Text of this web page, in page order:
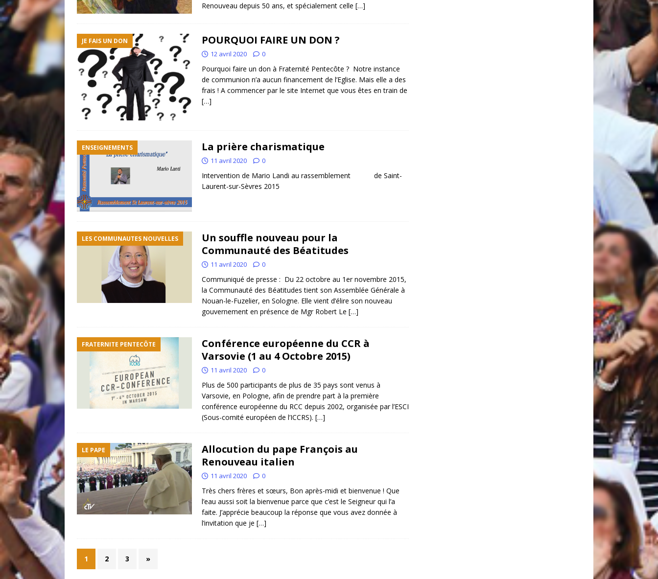
Renouveau depuis 50 ans, et spécialement celle […]
JE FAIS UN DON POURQUOI FAIRE UN DON ?
12 avril 2020 0
Pourquoi faire un don à Fraternité Pentecôte ? Notre instance
de communion n’a aucun financement de l’Eglise. Mais elle a des
frais ! A commencer par le site Internet que vous êtes en train de
[…]
ENSEIGNEMENTS La prière charismatique
11 avril 2020 0
Intervention de Mario Landi au rassemblement de Saint-
Laurent-sur-Sèvres 2015
LES COMMUNAUTES NOUVELLES
Un souffle nouveau pour la
Communauté des Béatitudes
11 avril 2020 0
Communiqué de presse : Du 22 octobre au 1er novembre 2015,
la Communauté des Béatitudes tient son Assemblée Générale à
Nouan-le-Fuzelier, en Sologne. Elle vient d’élire son nouveau
gouvernement en présence de Mgr Robert Le […]
FRATERNITE PENTECÔTE
Conférence européenne du CCR à
Varsovie (1 au 4 Octobre 2015)
11 avril 2020 0
Plus de 500 participants de plus de 35 pays sont venus à
Varsovie, en Pologne, afin de prendre part à la première
conférence européenne du RCC depuis 2002, organisée par l’ESCI
(Sous-comité européen de l’ICCRS). […]
LE PAPE
Allocution du pape François au
Renouveau italien
11 avril 2020 0
Très chers frères et sœurs, Bon après-midi et bienvenue ! Que
l’eau aussi soit la bienvenue parce que c’est le Seigneur qui l’a
faite. J’apprécie beaucoup la réponse que vous avez donnée à
l’invitation que je […]
1 2 3 »